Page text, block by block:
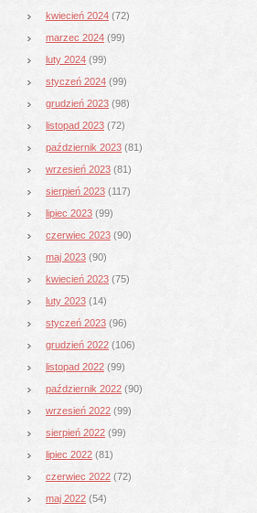
kwiecień 2024 (72)
marzec 2024 (99)
luty 2024 (99)
styczeń 2024 (99)
grudzień 2023 (98)
listopad 2023 (72)
październik 2023 (81)
wrzesień 2023 (81)
sierpień 2023 (117)
lipiec 2023 (99)
czerwiec 2023 (90)
maj 2023 (90)
kwiecień 2023 (75)
luty 2023 (14)
styczeń 2023 (96)
grudzień 2022 (106)
listopad 2022 (99)
październik 2022 (90)
wrzesień 2022 (99)
sierpień 2022 (99)
lipiec 2022 (81)
czerwiec 2022 (72)
maj 2022 (54)